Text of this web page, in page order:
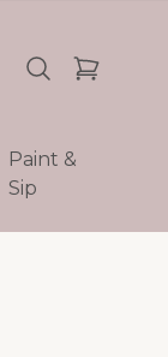
Paint &
Sip